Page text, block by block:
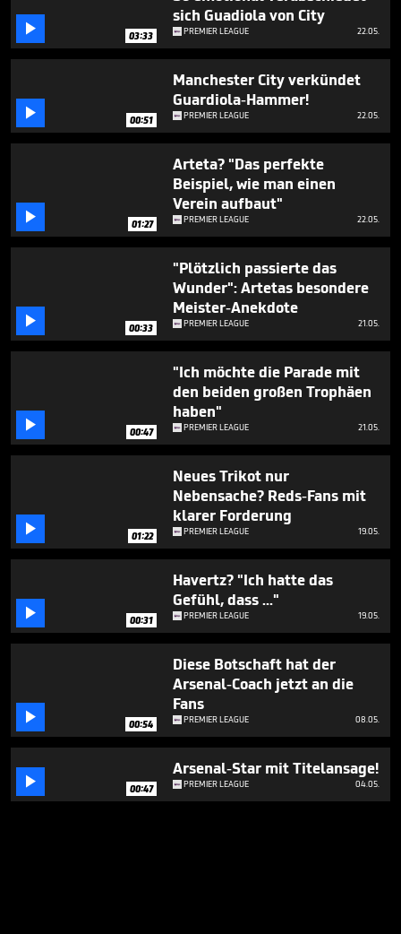
 03:33
sich Guadiola von City
PREMIER LEAGUE 22.05.
 00:51
Manchester City verkündet
Guardiola-Hammer!
PREMIER LEAGUE 22.05.
 01:27
Arteta? "Das perfekte
Beispiel, wie man einen
Verein aufbaut"
PREMIER LEAGUE 22.05.
 00:33
"Plötzlich passierte das
Wunder": Artetas besondere
Meister-Anekdote
PREMIER LEAGUE 21.05.
 00:47
"Ich möchte die Parade mit
den beiden großen Trophäen
haben"
PREMIER LEAGUE 21.05.
 01:22
Neues Trikot nur
Nebensache? Reds-Fans mit
klarer Forderung
PREMIER LEAGUE 19.05.
 00:31
Havertz? "Ich hatte das
Gefühl, dass ..."
PREMIER LEAGUE 19.05.
 00:54
Diese Botschaft hat der
Arsenal-Coach jetzt an die
Fans
PREMIER LEAGUE 08.05.
 00:47
Arsenal-Star mit Titelansage!
PREMIER LEAGUE 04.05.